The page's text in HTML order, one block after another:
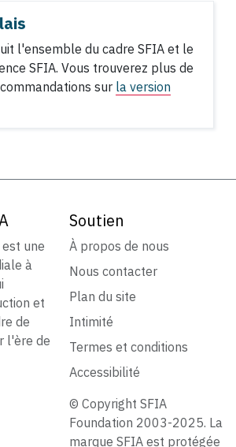
l'ensemble du cadre SFIA et le
SFIA. Vous trouverez plus de
sur la version
est une
à
et
de
l'ère de
Soutien
À propos de nous
Nous contacter
Plan du site
Intimité
Termes et conditions
Accessibilité
© Copyright SFIA
Foundation 2003-2025. La
marque SFIA est protégée